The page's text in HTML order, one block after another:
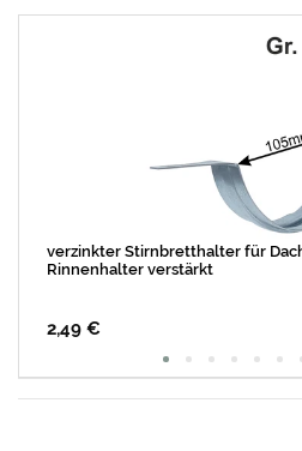
verzinkter Stirnbretthalter für
Rinnenhalter verstärkt
2,49 €